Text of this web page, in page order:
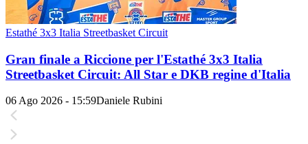
Estathé 3x3 Italia Streetbasket Circuit
Gran finale a Riccione per l'Estathé 3x3 Italia
Streetbasket Circuit: All Star e DKB regine d'Italia
06 Ago 2026 - 15:59Daniele Rubini